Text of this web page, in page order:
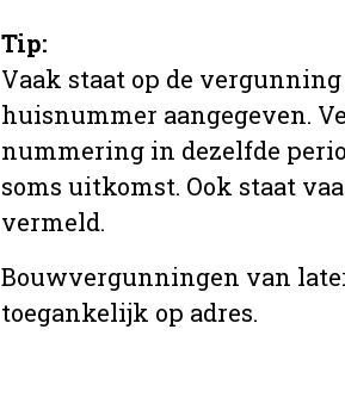
Tip:
Vaak staat op de
huisnummer aangegeven.
nummering in dezelfde
soms uitkomst. Ook staat
vermeld.
Bouwvergunningen van
toegankelijk op adres.